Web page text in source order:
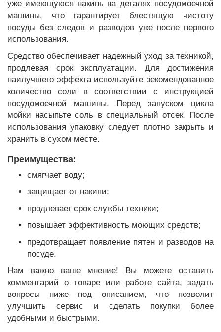
уже имеющуюся накипь на деталях посудомоечной
машины, что гарантирует блестящую чистоту
посуды без следов и разводов уже после первого
использования.
Средство обеспечивает надежный уход за техникой,
продлевая срок эксплуатации. Для достижения
наилучшего эффекта используйте рекомендованное
количество соли в соответствии с инструкцией
посудомоечной машины. Перед запуском цикла
мойки насыпьте соль в специальный отсек. После
использования упаковку следует плотно закрыть и
хранить в сухом месте.
Преимущества:
смягчает воду;
защищает от накипи;
продлевает срок службы техники;
повышает эффективность моющих средств;
предотвращает появление пятен и разводов на
посуде.
Нам важно ваше мнение! Вы можете оставить
комментарий о товаре или работе сайта, задать
вопросы ниже под описанием, что позволит
улучшить сервис и сделать покупки более
удобными и быстрыми.